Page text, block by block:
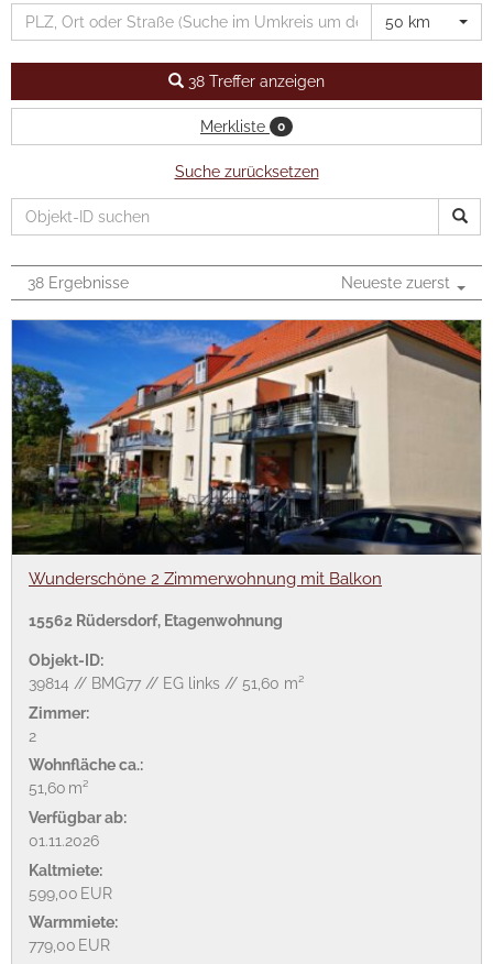
Presse
50 km
38 Treffer anzeigen
Merkliste 0
Suche zurücksetzen
38 Ergebnisse Neueste zuerst
Wunderschöne 2 Zimmerwohnung mit Balkon
15562 Rüdersdorf, Etagenwohnung
Objekt-ID:
39814 // BMG77 // EG links // 51,60 m²
Zimmer:
2
Wohnfläche ca.:
51,60 m²
Verfügbar ab:
01.11.2026
Kaltmiete:
599,00 EUR
Warmmiete:
779,00 EUR